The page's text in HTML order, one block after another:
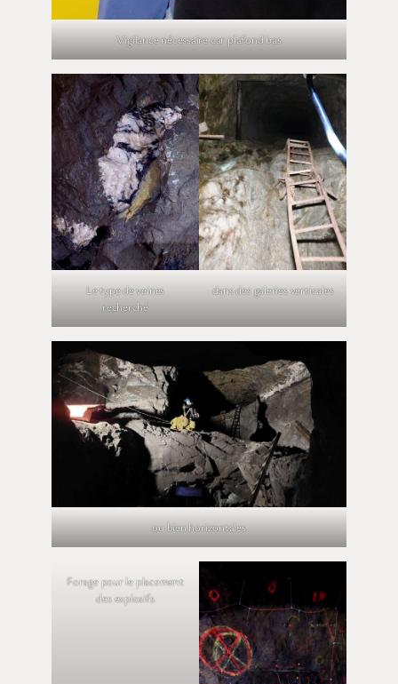
Vigilance nécessaire car plafond bas
Le type de veines
recherché
dans des galeries verticales
ou bien horizontales